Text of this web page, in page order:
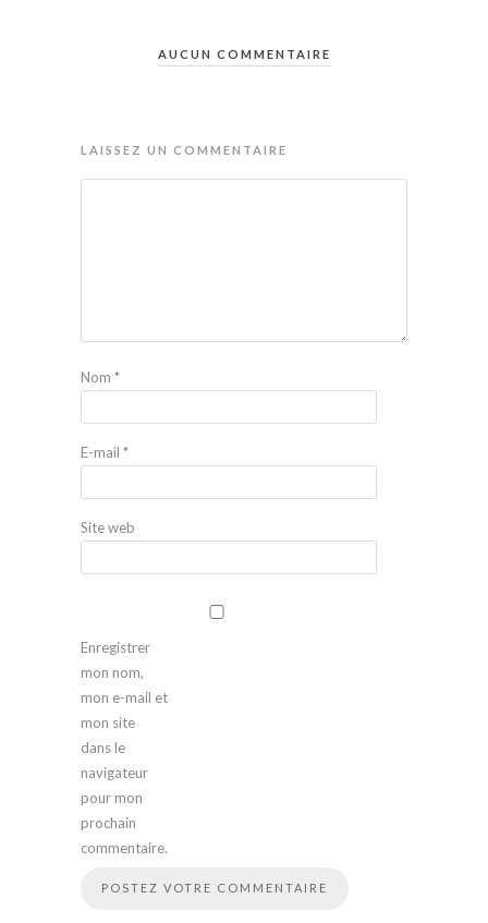
AUCUN COMMENTAIRE
LAISSEZ UN COMMENTAIRE
Nom *
E-mail *
Site web
Enregistrer
mon nom,
mon e-mail et
mon site
dans le
navigateur
pour mon
prochain
commentaire.